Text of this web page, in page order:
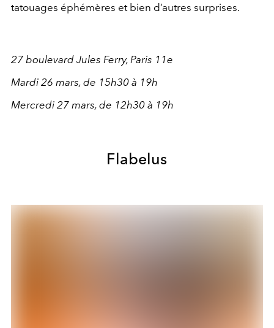
tatouages éphémères et bien d’autres surprises.
27 boulevard Jules Ferry, Paris 11e
Mardi 26 mars, de 15h30 à 19h
Mercredi 27 mars, de 12h30 à 19h
Flabelus